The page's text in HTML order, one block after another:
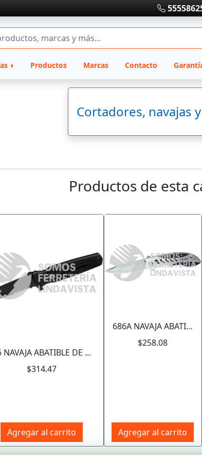
Productos Marcas Contacto
Cortadores, navajas
Productos de esta
686 NAVAJA ABATIBLE DE ACERO INOXIDABLE HOJA ASERRADA URREA
$314.47
Agregar al carrito
686A NAVAJA ABATIBLE DE ACERO INOXIDABLE URREA
$258.08
Agregar al carrito